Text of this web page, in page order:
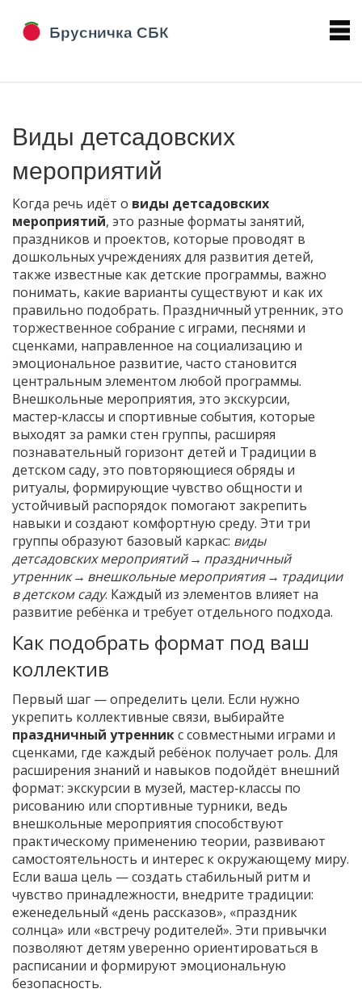
Виды детсадовских
мероприятий
Когда речь идёт о виды детсадовских
мероприятий, это разные форматы занятий,
праздников и проектов, которые проводят в
дошкольных учреждениях для развития детей,
также известные какдетские программы, важно
понимать, какие варианты существуют и как их
правильно подобрать. Праздничный утренник, это
торжественное собрание с играми, песнями и
сценками, направленное на социализацию и
эмоциональное развитие, часто становится
центральным элементом любой программы.
Внешкольные мероприятия, это экскурсии,
мастер‑классы и спортивные события, которые
выходят за рамки стен группы, расширяя
познавательный горизонт детей и Традиции в
детском саду, это повторяющиеся обряды и
ритуалы, формирующие чувство общности и
устойчивый распорядок помогают закрепить
навыки и создают комфортную среду. Эти три
группы образуют базовый каркас: виды
детсадовских мероприятий→ праздничный
утренник→ внешкольные мероприятия→ традиции
в детском саду. Каждый из элементов влияет на
развитие ребёнка и требует отдельного подхода.
Как подобрать формат под ваш
коллектив
Первый шаг — определить цели. Если нужно
укрепить коллективные связи, выбирайте
праздничный утренникс совместными играми и
сценками, где каждый ребёнок получает роль. Для
расширения знаний и навыков подойдёт внешний
формат: экскурсии в музей, мастер‑классы по
рисованию или спортивные турники, ведь
внешкольные мероприятия способствуют
практическому применению теории, развивают
самостоятельность и интерес к окружающему миру.
Если ваша цель — создать стабильный ритм и
чувство принадлежности, внедрите традиции:
еженедельный «день рассказов», «праздник
солнца» или «встречу родителей». Эти привычки
позволяют детям уверенно ориентироваться в
расписании и формируют эмоциональную
безопасность.